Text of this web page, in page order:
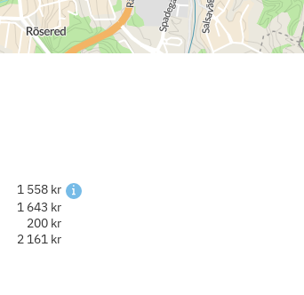
1 558 kr
1 643 kr
200 kr
2 161 kr